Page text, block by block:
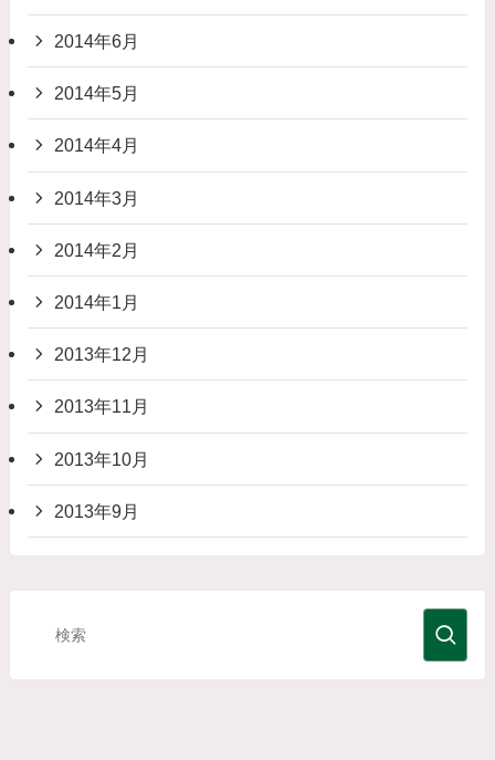
2014年6月
2014年5月
2014年4月
2014年3月
2014年2月
2014年1月
2013年12月
2013年11月
2013年10月
2013年9月